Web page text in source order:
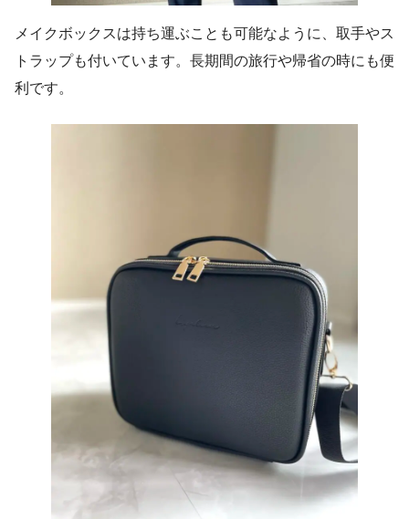
メイクボックスは持ち運ぶことも可能なように、取手やス
トラップも付いています。長期間の旅行や帰省の時にも便
利です。